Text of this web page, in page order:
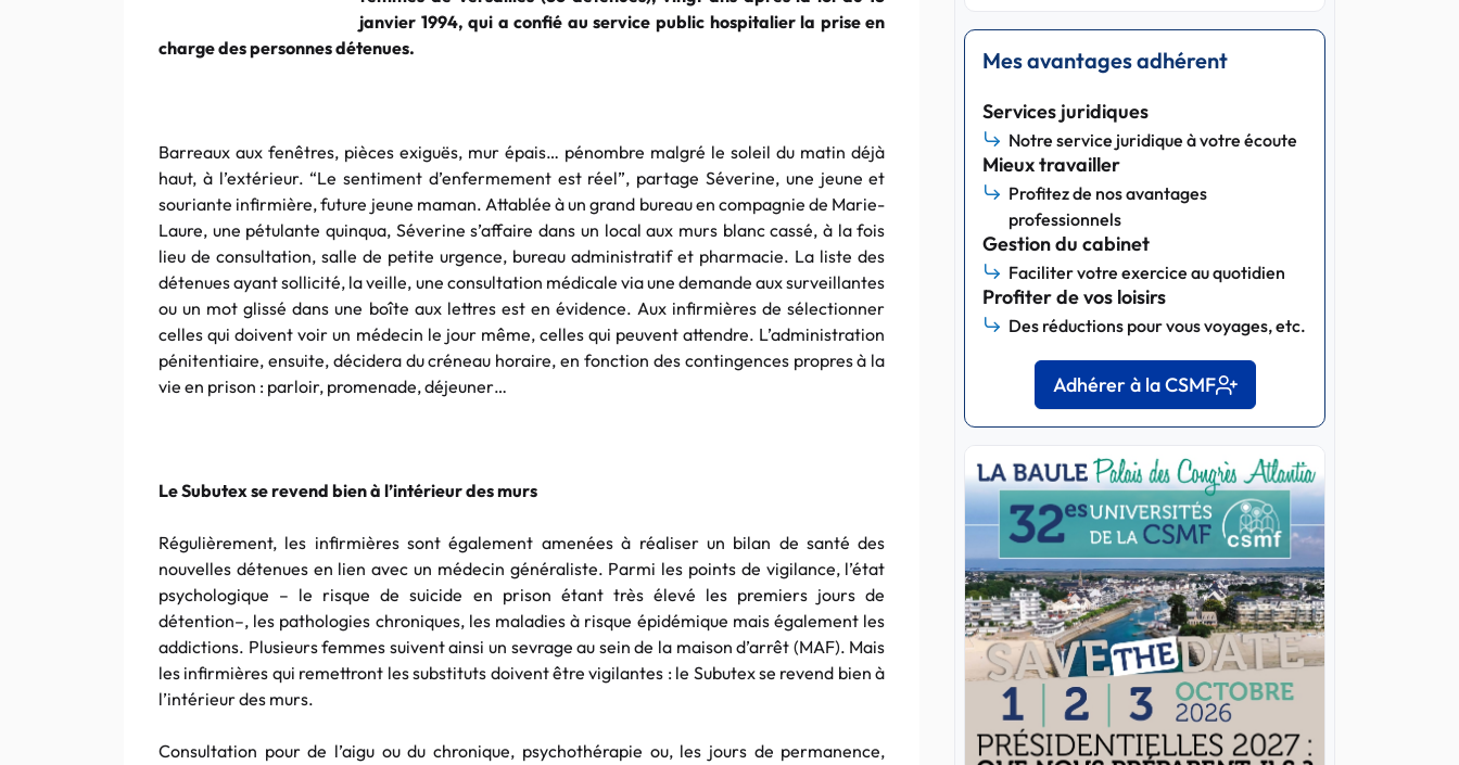
janvier 1994, qui a confié au service public hospitalier la prise en
charge des personnes détenues.
Barreaux aux fenêtres, pièces exiguës, mur épais… pénombre malgré le soleil du matin déjà
haut, à l’extérieur. “Le sentiment d’enfermement est réel”, partage Séverine, une jeune et
souriante infirmière, future jeune maman. Attablée à un grand bureau en compagnie de Marie-
Laure, une pétulante quinqua, Séverine s’affaire dans un local aux murs blanc cassé, à la fois
lieu de consultation, salle de petite urgence, bureau administratif et pharmacie. La liste des
détenues ayant sollicité, la veille, une consultation médicale via une demande aux surveillantes
ou un mot glissé dans une boîte aux lettres est en évidence. Aux infirmières de sélectionner
celles qui doivent voir un médecin le jour même, celles qui peuvent attendre. L’administration
pénitentiaire, ensuite, décidera du créneau horaire, en fonction des contingences propres à la
vie en prison : parloir, promenade, déjeuner…
Le Subutex se revend bien à l’intérieur des murs
Régulièrement, les infirmières sont également amenées à réaliser un bilan de santé des
nouvelles détenues en lien avec un médecin généraliste. Parmi les points de vigilance, l’état
psychologique – le risque de suicide en prison étant très élevé les premiers jours de
détention–, les pathologies chroniques, les maladies à risque épidémique mais également les
addictions. Plusieurs femmes suivent ainsi un sevrage au sein de la maison d’arrêt (MAF). Mais
les infirmières qui remettront les substituts doivent être vigilantes : le Subutex se revend bien à
l’intérieur des murs.
Consultation pour de l’aigu ou du chronique, psychothérapie ou, les jours de permanence,
Mes avantages adhérent
Services juridiques
Notre service juridique à votre écoute
Mieux travailler
Profitez de nos avantages
professionnels
Gestion du cabinet
Faciliter votre exercice au quotidien
Profiter de vos loisirs
Des réductions pour vous voyages, etc.
Adhérer à la CSMF